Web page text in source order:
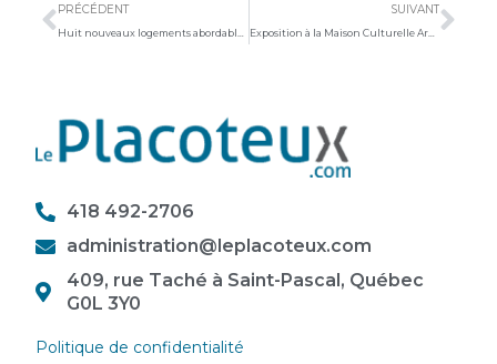
PRÉCÉDENT SUIVANT
Exposition à la Maison Culturelle Armand-Vaillancourt
418 492-2706
administration@leplacoteux.com
409, rue Taché à Saint-Pascal, Québec
G0L 3Y0
Politique de confidentialité